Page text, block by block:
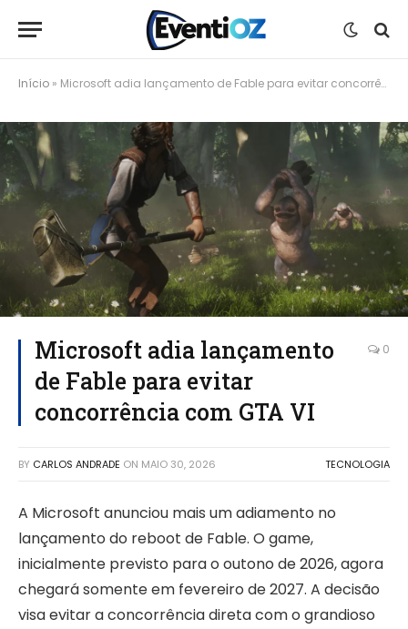
Início » Microsoft adia lançamento de Fable para evitar concorrência com GTA VI
Microsoft adia lançamento
de Fable para evitar
concorrência com GTA VI
0
BY CARLOS ANDRADE ON MAIO 30, 2026 TECNOLOGIA
A Microsoft anunciou mais um adiamento no
lançamento do reboot de Fable. O game,
inicialmente previsto para o outono de 2026, agora
chegará somente em fevereiro de 2027. A decisão
visa evitar a concorrência direta com o grandioso